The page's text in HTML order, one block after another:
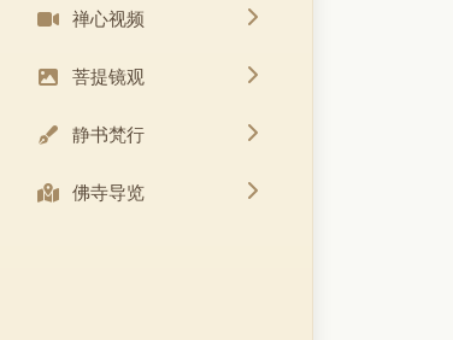
禅心视频
菩提镜观
静书梵行
佛寺导览